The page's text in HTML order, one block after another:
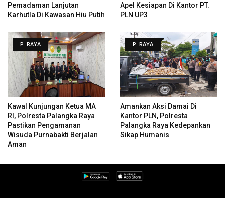
Pemadaman Lanjutan
Karhutla Di Kawasan Hiu Putih
Apel Kesiapan Di Kantor PT.
PLN UP3
P. RAYA
Kawal Kunjungan Ketua MA
RI, Polresta Palangka Raya
Pastikan Pengamanan
Wisuda Purnabakti Berjalan
Aman
P. RAYA
Amankan Aksi Damai Di
Kantor PLN, Polresta
Palangka Raya Kedepankan
Sikap Humanis